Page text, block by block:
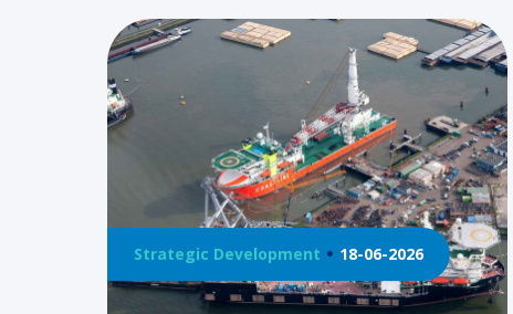
Strategic Development 18-06-2026